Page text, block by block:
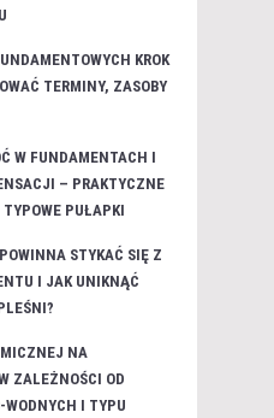
KROK
TERMINY, ZASOBY
W FUNDAMENTACH I
– PRAKTYCZNE
PUŁAPKI
STYKAĆ SIĘ Z
I JAK UNIKNĄĆ
NA
ZALEŻNOŚCI OD
WODNYCH I TYPU